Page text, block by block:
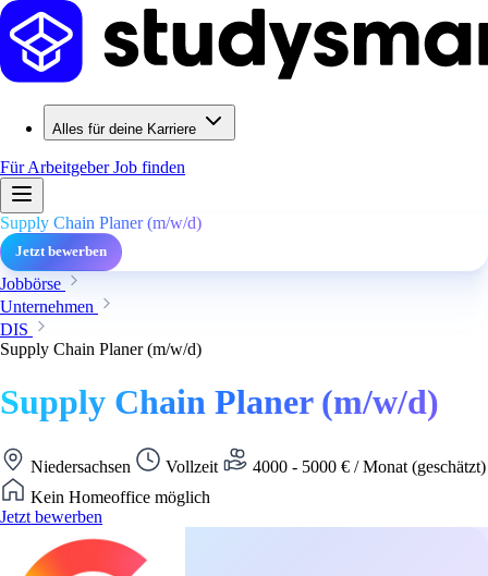
Alles für deine Karriere
Für ArbeitgeberJob finden
Supply Chain Planer (m/w/d)
Jetzt bewerben
Jobbörse
Unternehmen
DIS
Supply Chain Planer (m/w/d)
Supply Chain Planer (m/w/d)
Niedersachsen Vollzeit
4000 - 5000 € / Monat (geschätzt)
Kein Homeoffice möglich
Jetzt bewerben